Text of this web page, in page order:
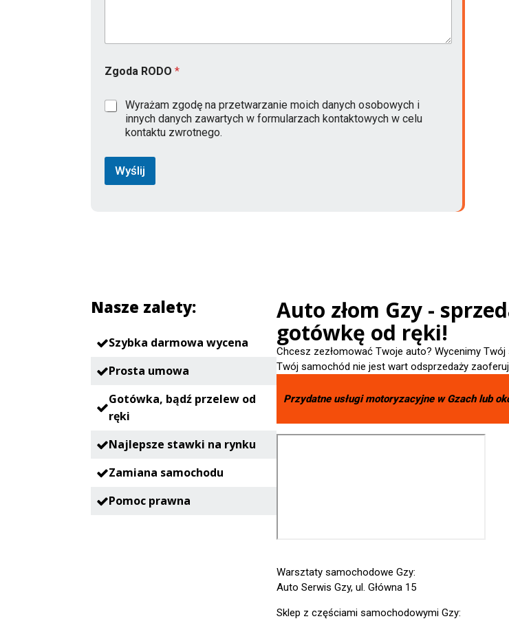
Zgoda RODO *
Wyrażam zgodę na przetwarzanie moich danych osobowych i
innych danych zawartych w formularzach kontaktowych w celu
kontaktu zwrotnego.
Wyślij
Nasze zalety:
Szybka darmowa wycena
Prosta umowa
Gotówka, bądź przelew od
ręki
Najlepsze stawki na rynku
Zamiana samochodu
Pomoc prawna
Auto złom Gzy -
gotówkę od ręki!
Chcesz zezłomować Twoje auto? Wycenimy
Twój samochód nie jest wart odsprzedaży
Przydatne usługi motoryzacyjne wGzachlub
Warsztaty samochodowe Gzy:
Auto Serwis Gzy, ul. Główna 15
Sklep z częściami samochodowymi Gzy: